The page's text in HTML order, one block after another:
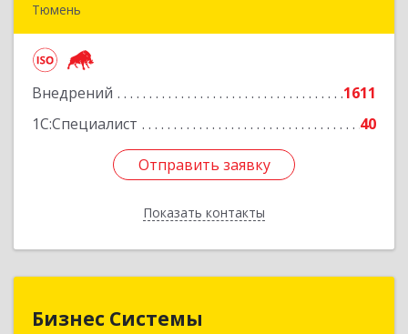
Тюмень
Внедрений
1611
1С:Специалист
40
Отправить заявку
Показать контакты
Подробнее
Отправить заявку
Назад
Бизнес Системы